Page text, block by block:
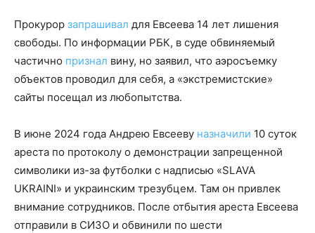
Прокурор запрашивал для Евсеева 14 лет лишения
свободы. По информации РБК, в суде обвиняемый
частично признал вину, но заявил, что аэросъемку
объектов проводил для себя, а «экстремистские»
сайты посещал из любопытства.
В июне 2024 года Андрею Евсееву назначили 10 суток
ареста по протоколу о демонстрации запрещенной
символики из-за футболки с надписью «SLAVA
UKRAINI» и украинским трезубцем. Там он привлек
внимание сотрудников. После отбытия ареста Евсеева
отправили в СИЗО и обвинили по шести